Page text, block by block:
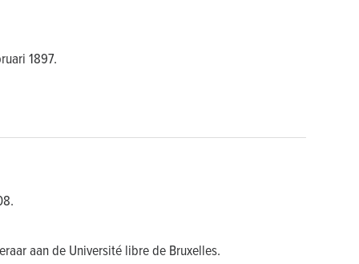
1897.
aan de Université libre de Bruxelles.